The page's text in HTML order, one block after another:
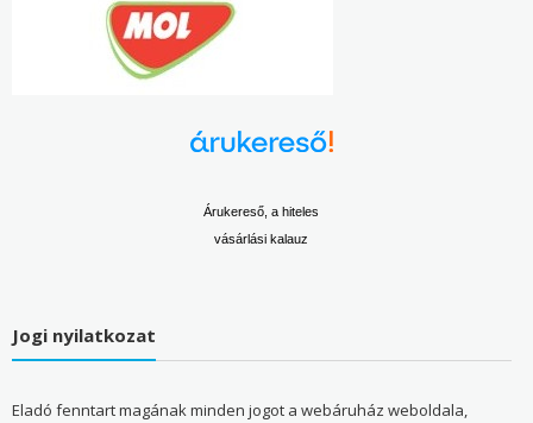
Árukereső, a hiteles
vásárlási kalauz
Jogi nyilatkozat
Eladó fenntart magának minden jogot a webáruház weboldala,